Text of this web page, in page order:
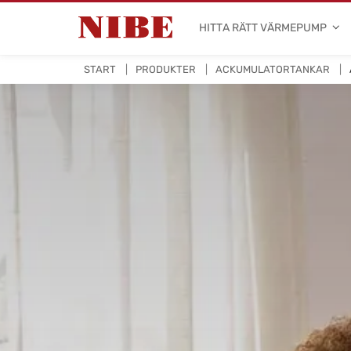
HITTA RÄTT VÄRMEPUMP
START PRODUKTER ACKUMULATORTANKAR